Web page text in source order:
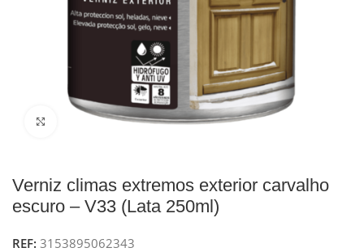
Clique para ampliar
Verniz climas extremos exterior carvalho
escuro – V33 (Lata 250ml)
REF:3153895062343